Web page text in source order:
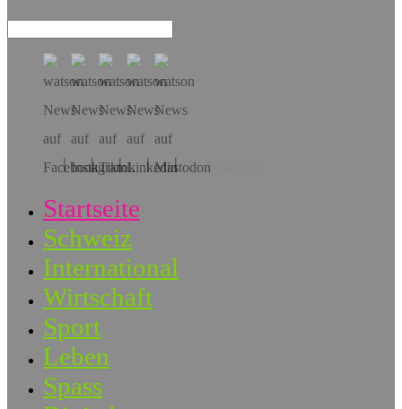
Hol dir die App!
Startseite
Schweiz
International
Wirtschaft
Sport
Leben
Spass